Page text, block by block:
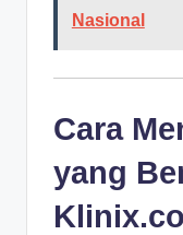
Nasional
Cara
yang